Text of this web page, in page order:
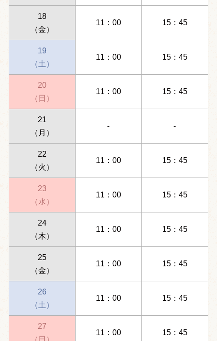
18
（金）
11：00 15：45
19
（土）
11：00 15：45
20
（日）
11：00 15：45
21
（月）
- -
22
（火）
11：00 15：45
23
（水）
11：00 15：45
24
（木）
11：00 15：45
25
（金）
11：00 15：45
26
（土）
11：00 15：45
27
11：00 15：45